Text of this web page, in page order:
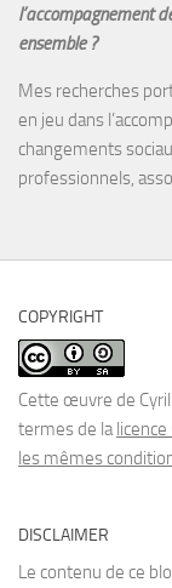
l’accompagnement
ensemble ?
Mes recherches
en jeu dans
changements
professionnels,
COPYRIGHT
Cette œuvre de
termes de la
les mêmes
DISCLAIMER
Le contenu de ce